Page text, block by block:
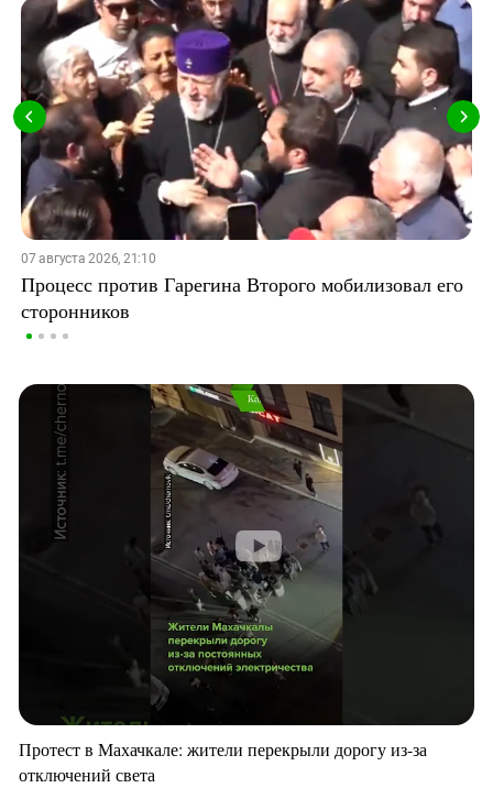
07 августа 2026, 21:10
Процесс против Гарегина Второго мобилизовал его
сторонников
Протест в Махачкале: жители перекрыли дорогу из-за
отключений света